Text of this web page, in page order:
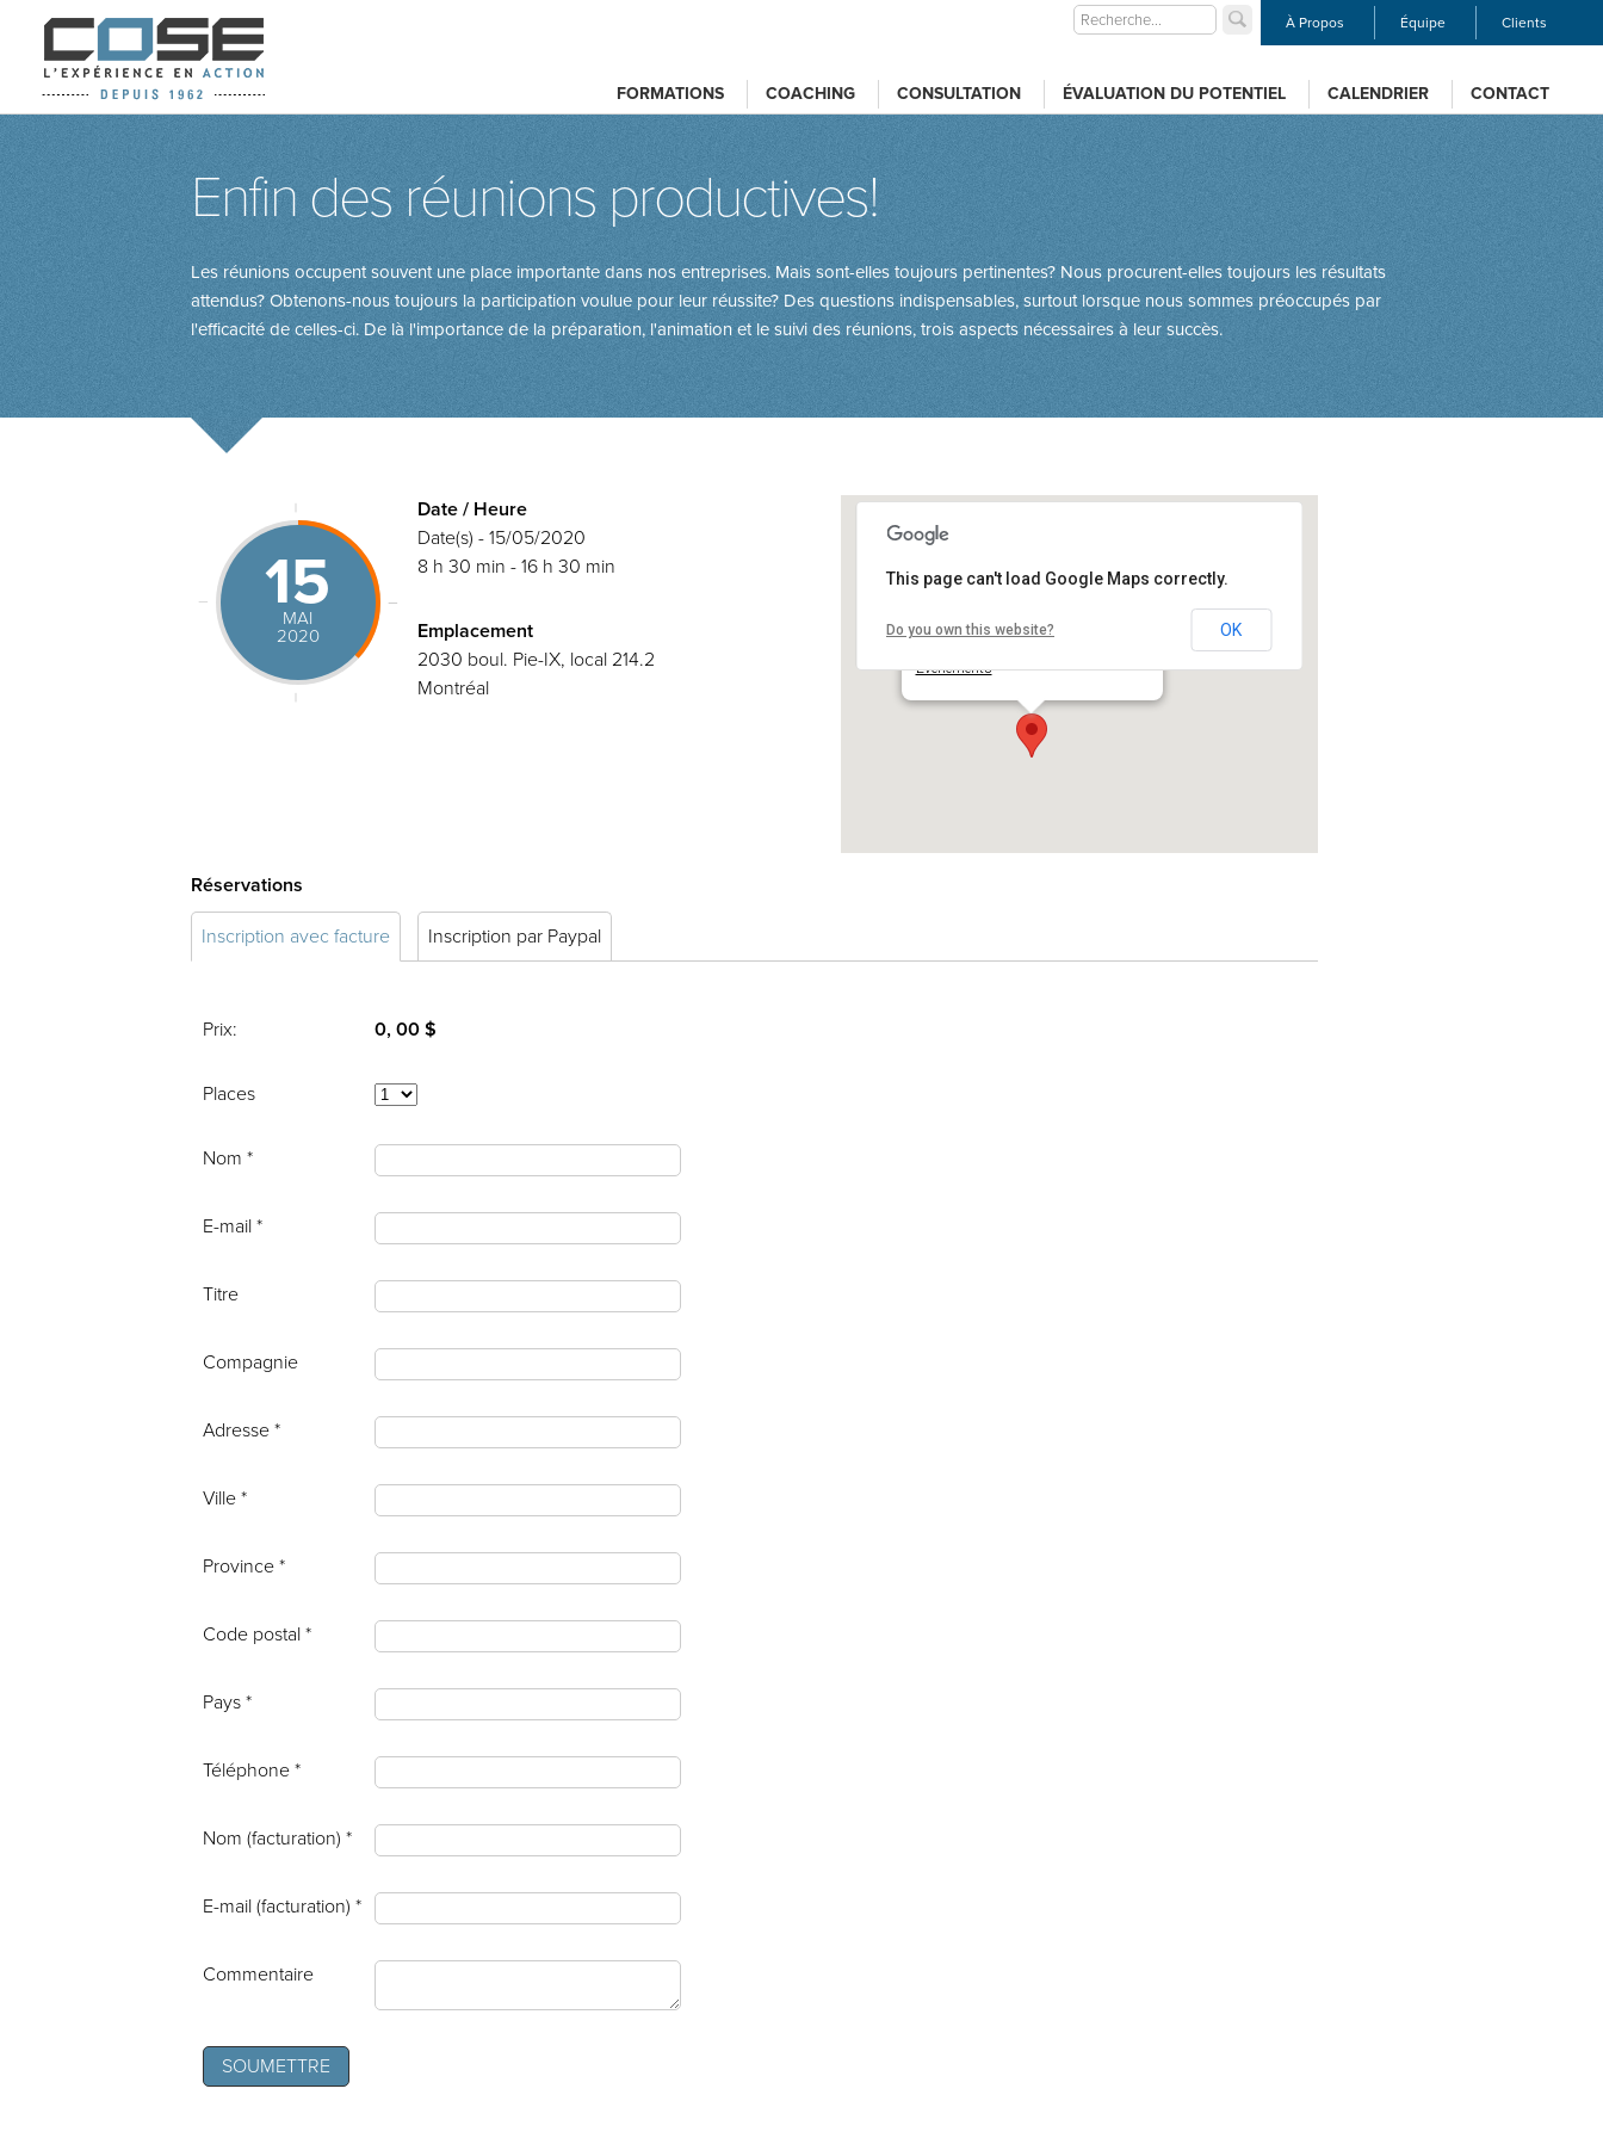
À Propos Équipe Clients
FORMATIONS COACHING CONSULTATION ÉVALUATION DU POTENTIEL CALENDRIER CONTACT
Enfin des réunions productives!
Les réunions occupent souvent une place importante dans nos entreprises. Mais sont-elles toujours pertinentes? Nous procurent-elles toujours les résultats
attendus? Obtenons-nous toujours la participation voulue pour leur réussite? Des questions indispensables, surtout lorsque nous sommes préoccupés par
l'efficacité de celles-ci. De là l'importance de la préparation, l'animation et le suivi des réunions, trois aspects nécessaires à leur succès.
15
MAI
2020
COSE inc.
Événements
This page can't load Google Maps correctly.
Do you own this website? OK
Date / Heure
Date(s) - 15/05/2020
8 h 30 min - 16 h 30 min
Emplacement
2030 boul. Pie-IX, local 214.2
Montréal
Réservations
Inscription avec facture Inscription par Paypal
Prix: 0, 00 $
Places
Nom *
E-mail *
Titre
Compagnie
Adresse *
Ville *
Province *
Code postal *
Pays *
Téléphone *
Nom (facturation) *
E-mail (facturation) *
Commentaire